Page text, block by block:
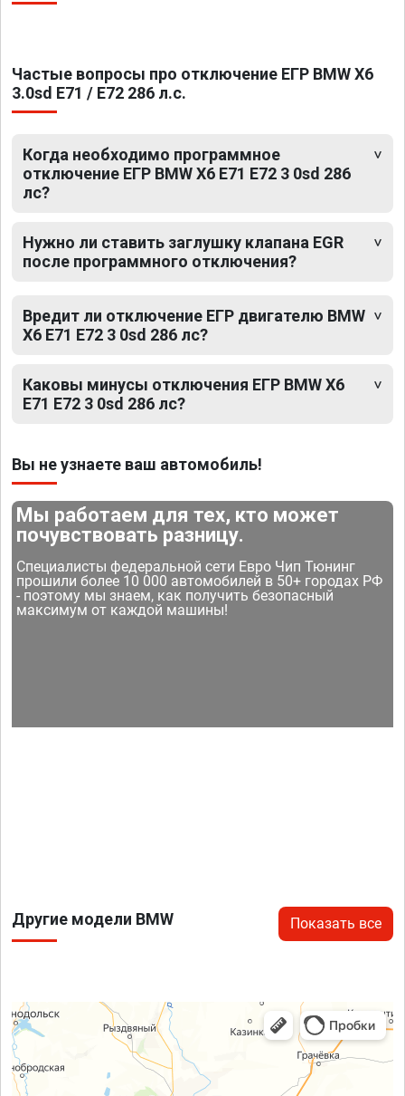
Частые вопросы про отключение ЕГР BMW X6
3.0sd E71 / E72 286 л.с.
Когда необходимо программное
отключение ЕГР BMW X6 E71 E72 3 0sd 286
лс?
Нужно ли ставить заглушку клапана EGR
после программного отключения?
Вредит ли отключение ЕГР двигателю BMW
X6 E71 E72 3 0sd 286 лс?
Каковы минусы отключения ЕГР BMW X6
E71 E72 3 0sd 286 лс?
Вы не узнаете ваш автомобиль!
Мы работаем для тех, кто может
почувствовать разницу.
Специалисты федеральной сети Евро Чип Тюнинг
прошили более 10 000 автомобилей в 50+ городах РФ
- поэтому мы знаем, как получить безопасный
максимум от каждой машины!
Другие модели BMW Показать все